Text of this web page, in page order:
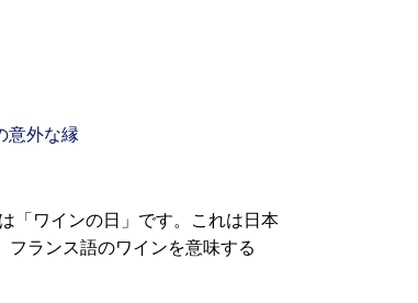
意外な縁
「ワインの日」です。これは日本
フランス語のワインを意味する